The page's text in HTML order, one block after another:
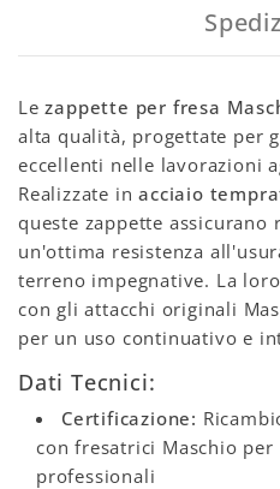
Lezappette per fresa
alta qualità, progettate per
eccellenti nelle lavorazioni
Realizzate inacciaio
queste zappette assicurano
un'ottima resistenza
terreno impegnative. La
con gli attacchi originali
per un uso continuativo e
Dati Tecnici:
Certificazione:
con fresatrici Maschio
professionali